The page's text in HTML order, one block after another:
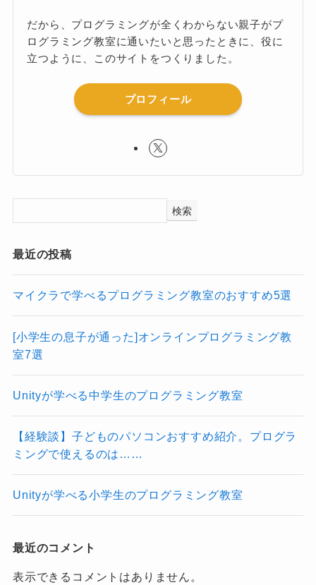
だから、プログラミングが全くわからない親子がプ
ログラミング教室に通いたいと思ったときに、役に
立つように、このサイトをつくりました。
プロフィール
検索
最近の投稿
マイクラで学べるプログラミング教室のおすすめ5選
[小学生の息子が通った]オンラインプログラミング教
室7選
Unityが学べる中学生のプログラミング教室
【経験談】子どものパソコンおすすめ紹介。プログラ
ミングで使えるのは……
Unityが学べる小学生のプログラミング教室
最近のコメント
表示できるコメントはありません。